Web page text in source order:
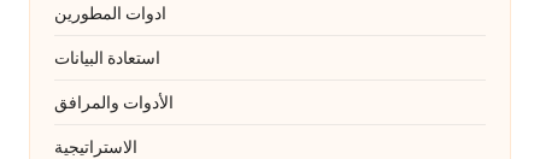
ادوات المطورين
استعادة البيانات
الأدوات والمرافق
الاستراتيجية